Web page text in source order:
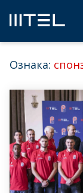
Ознака: